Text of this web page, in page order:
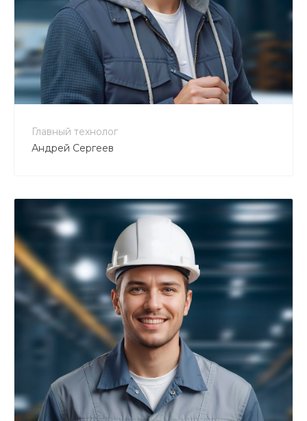
Главный технолог
Андрей Сергеев
+7 800 900-80-90
no-reply@intecweb.ru